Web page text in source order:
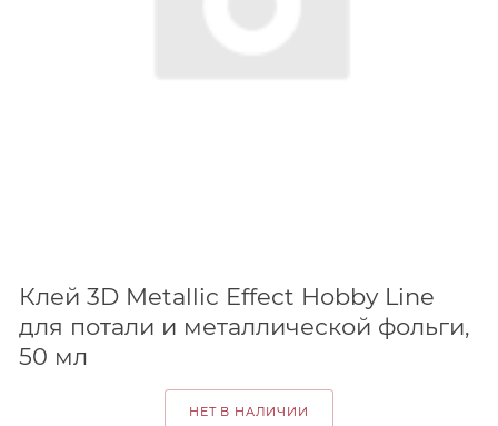
Клей 3D Metallic Effect Hobby Line
для потали и металлической фольги,
50 мл
НЕТ В НАЛИЧИИ